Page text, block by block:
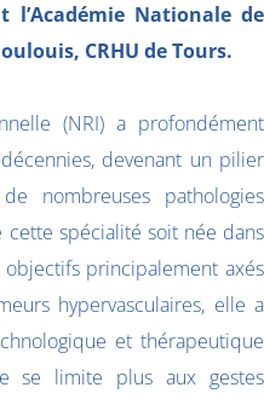
l’Académie Nationale de
CRHU de Tours.
(NRI) a profondément
devenant un pilier
nombreuses pathologies
cette spécialité soit née dans
principalement axés
hypervasculaires, elle a
et thérapeutique
se limite plus aux gestes